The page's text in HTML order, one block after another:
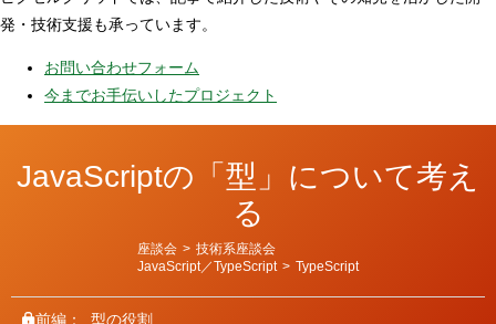
発・技術支援も承っています。
お問い合わせフォーム
今までお手伝いしたプロジェクト
JavaScriptの「型」について考え
る
カ
テ
リ
ー
座談会 > 技術系座談会
JavaScript／TypeScript > TypeScript
前編： 型の役割